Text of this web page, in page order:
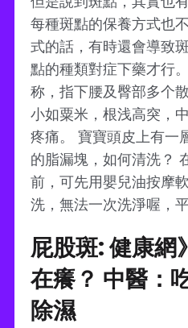
每種斑點的保養方式也
式的話，有時還會導致
點的種類對症下藥才行
称，指下腰及臀部多个
小如粟米，根浅高突，
疼痛。 寶寶頭皮上有一
的脂漏塊，如何清洗？
前，可先用嬰兒油按摩
洗，無法一次洗淨喔，
屁股斑: 健康網
在癢？ 中醫：
除濕